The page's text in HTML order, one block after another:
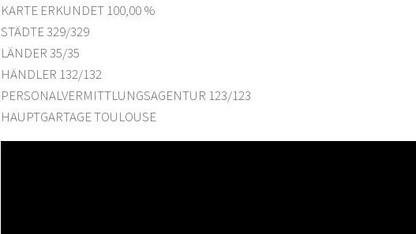
KARTE ERKUNDET 100,00 %
STÄDTE 329/329
LÄNDER 35/35
HÄNDLER 132/132
PERSONALVERMITTLUNGSAGENTUR 123/123
HAUPTGARTAGE TOULOUSE